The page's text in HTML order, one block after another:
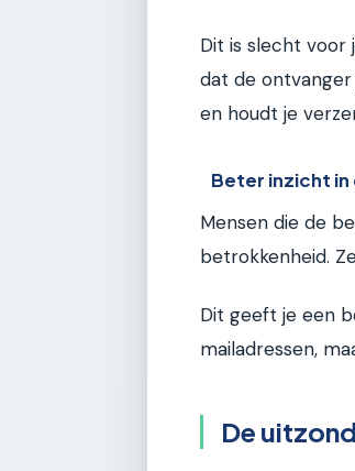
Dit is slecht voor
dat de
en houdt je
Beter inzicht
Mensen die de
betrokkenheid.
Dit geeft je een
mailadressen,
De